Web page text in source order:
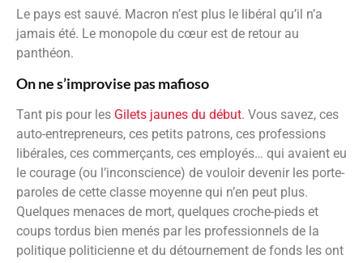
Le pays est sauvé. Macron n’est plus le libéral qu’il n’a
jamais été. Le monopole du cœur est de retour au
panthéon.
On ne s’improvise pas mafioso
Tant pis pour les Gilets jaunes du début. Vous savez, ces
auto-entrepreneurs, ces petits patrons, ces professions
libérales, ces commerçants, ces employés… qui avaient eu
le courage (ou l’inconscience) de vouloir devenir les porte-
paroles de cette classe moyenne qui n’en peut plus.
Quelques menaces de mort, quelques croche-pieds et
coups tordus bien menés par les professionnels de la
politique politicienne et du détournement de fonds les ont